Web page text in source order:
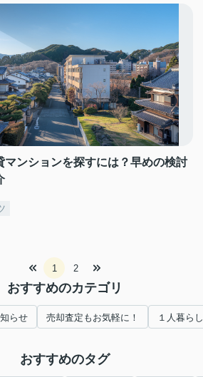
マンションを探すには？早めの検討
1 2
おすすめのカテゴリ
らせ 売却査定もお気軽に！ １人暮らし
おすすめのタグ